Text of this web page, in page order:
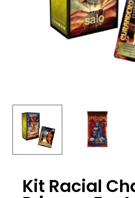
Kit Racial